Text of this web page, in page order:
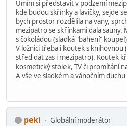
Umím si představit v podzemí
kde budou skřínky a lavičky, sejde
bych prostor rozdělila na vany,
mezipatro se skřínkami dala sauny.
s čokoládou (sladká "bahení" koupel)
V ložnici třeba i koutek s knihovnou
střed dát zas i mezipatro). Koutek
kosmetický stolek, TV či promítání
A vše ve sladkém a vánočním duchu
peki
Globální moderátor